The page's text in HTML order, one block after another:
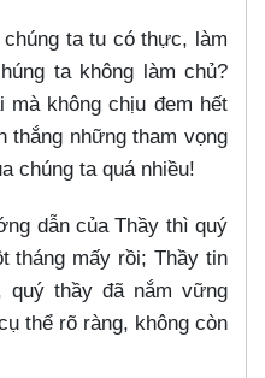
ta tu có thực, làm
ta không làm chủ?
mà không chịu đem hết
những tham vọng
chúng ta quá nhiều!
dẫn của Thầy thì quý
tháng mấy rồi; Thầy tin
quý thầy đã nắm vững
thể rõ ràng, không còn